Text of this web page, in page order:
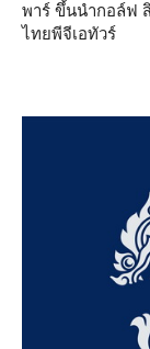
พาร์ ขึ้นนำกอล์ฟ สิ
ไทยพีจีเอทัวร์